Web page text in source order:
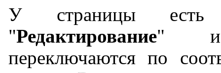
У страницы
"Редактирование"
переключаются по